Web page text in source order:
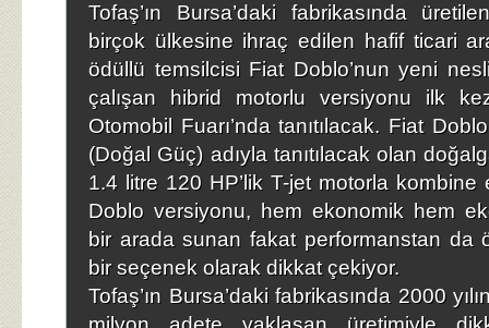
Tofaş’ın Bursa’daki fabrikasında
birçok ülkesine ihraç edilen hafif ticari
ödüllü temsilcisi Fiat Doblo’nun yeni
çalışan hibrid motorlu versiyonu ilk
Otomobil Fuarı’nda tanıtılacak. Fiat
(Doğal Güç) adıyla tanıtılacak olan
1.4 litre 120 HP’lik T-jet motorla kombine
Doblo versiyonu, hem ekonomik hem
bir arada sunan fakat performanstan da
bir seçenek olarak dikkat çekiyor.
Tofaş’ın Bursa’daki fabrikasında 2000